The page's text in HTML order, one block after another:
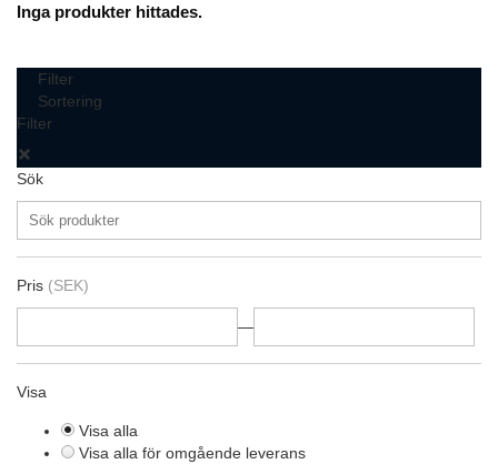
Inga produkter hittades.
Filter
Sortering
Filter
Sök
Pris (SEK)
—
Visa
Visa alla
Visa alla för omgående leverans